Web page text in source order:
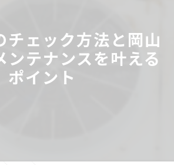
チェック方法と岡山
ンテナンスを叶える
ポイント